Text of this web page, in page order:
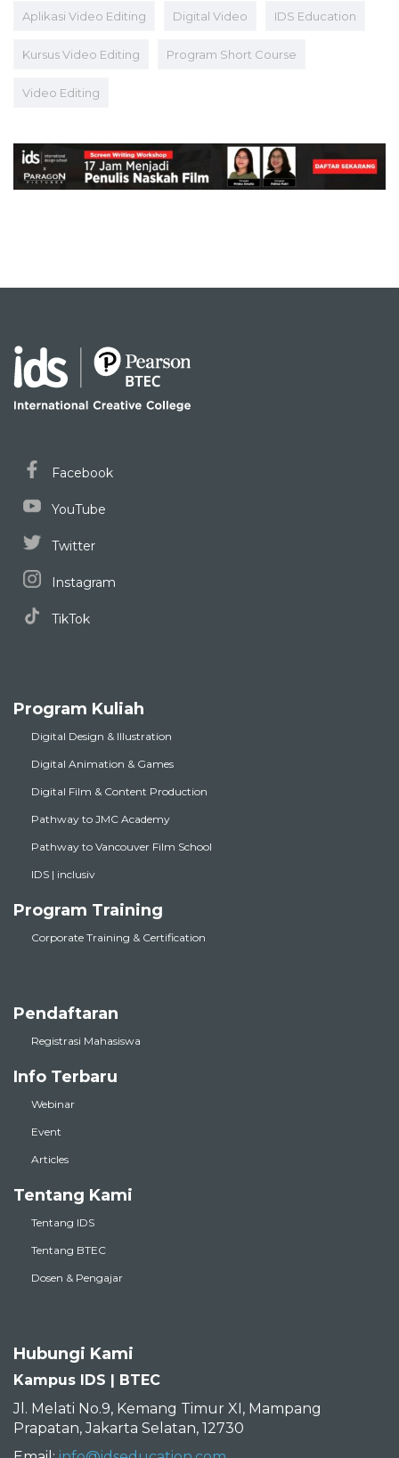
Aplikasi Video Editing Digital Video IDS Education
Kursus Video Editing Program Short Course
Video Editing
Facebook
YouTube
Twitter
Instagram
TikTok
Program Kuliah
Digital Design & Illustration
Digital Animation & Games
Digital Film & Content Production
Pathway to JMC Academy
Pathway to Vancouver Film School
IDS | inclusiv
Program Training
Corporate Training & Certification
Pendaftaran
Registrasi Mahasiswa
Info Terbaru
Webinar
Event
Articles
Tentang Kami
Tentang IDS
Tentang BTEC
Dosen & Pengajar
Hubungi Kami
Kampus IDS | BTEC
Jl. Melati No.9, Kemang Timur XI, Mampang
Prapatan, Jakarta Selatan, 12730